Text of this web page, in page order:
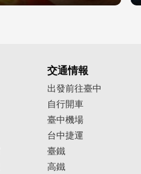
交通情報
出發前往臺中
自行開車
臺中機場
台中捷運
臺鐵
高鐵